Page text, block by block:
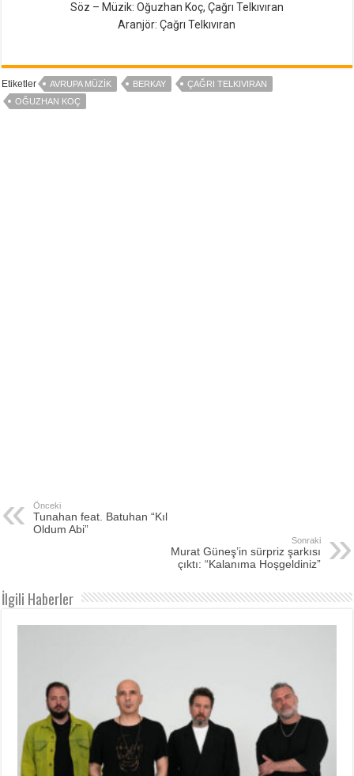
Söz – Müzik: Oğuzhan Koç, Çağrı Telkıvıran
Aranjör: Çağrı Telkıvıran
Etiketler AVRUPA MÜZIK BERKAY
ÇAĞRI TELKIVIRAN
OĞUZHAN KOÇ
Önceki
Tunahan feat. Batuhan “Kıl
Oldum Abi”
Sonraki
Murat Güneş’in sürpriz şarkısı
çıktı: “Kalanıma Hoşgeldiniz”
İlgili Haberler